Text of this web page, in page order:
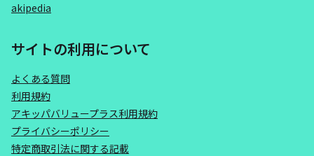
akipedia
サイトの利用について
よくある質問
利用規約
アキッパバリュープラス利用規約
プライバシーポリシー
特定商取引法に関する記載